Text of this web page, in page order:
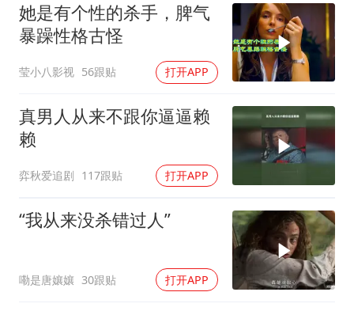
她是有个性的杀手，脾气
暴躁性格古怪
莹小八影视 56跟贴 打开APP
真男人从来不跟你逼逼赖
赖
弈秋爱追剧 117跟贴 打开APP
“我从来没杀错过人”
嘞是唐孃孃 30跟贴 打开APP